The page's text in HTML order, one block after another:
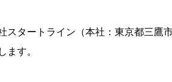
スタートライン（本社：東京都三
す。